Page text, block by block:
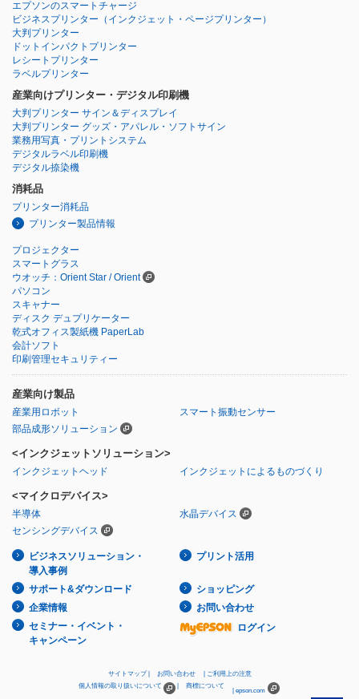
エプソンのスマートチャージ
ビジネスプリンター （インクジェット・ページプリンター）
大判プリンター
ドットインパクトプリンター
レシートプリンター
ラベルプリンター
産業向けプリンター・デジタル印刷機
大判プリンター サイン＆ディスプレイ
大判プリンター グッズ・アパレル・ソフトサイン
業務用写真・プリントシステム
デジタルラベル印刷機
デジタル捺染機
消耗品
プリンター消耗品
プリンター製品情報
プロジェクター
スマートグラス
ウオッチ：Orient Star / Orient
パソコン
スキャナー
ディスク デュプリケーター
乾式オフィス製紙機 PaperLab
会計ソフト
印刷管理セキュリティー
産業向け製品
産業用ロボット
スマート振動センサー
部品成形ソリューション
<インクジェットソリューション>
インクジェットヘッド インクジェットによるものづくり
<マイクロデバイス>
半導体
水晶デバイス
センシングデバイス
ビジネスソリューション・
導入事例
プリント活用
サポート&ダウンロード
ショッピング
企業情報
お問い合わせ
セミナー・イベント・
キャンペーン
ログイン
サイトマップ お問い合わせ
ご利用上の注意
個人情報の取り扱いについて
商標について
epson.com